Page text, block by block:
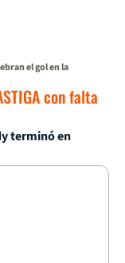
el gol en la
con falta
terminó en